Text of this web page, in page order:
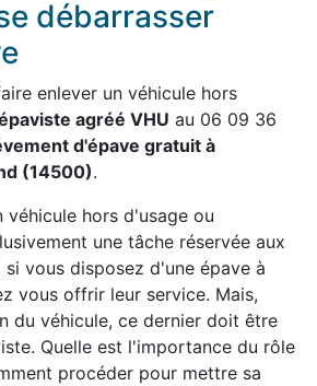
débarrasser
enlever un véhicule hors
agréé VHU au 06 09 36
d'épave gratuit à
(14500).
hors d'usage ou
une tâche réservée aux
si vous disposez d'une épave à
vous offrir leur service. Mais,
du véhicule, ce dernier doit être
Quelle est l'importance du rôle
procéder pour mettre sa